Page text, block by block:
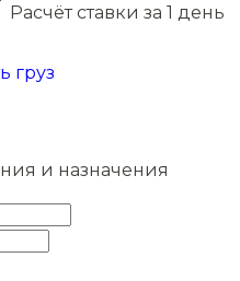
Расчёт ставки за 1 день
груз
и назначения